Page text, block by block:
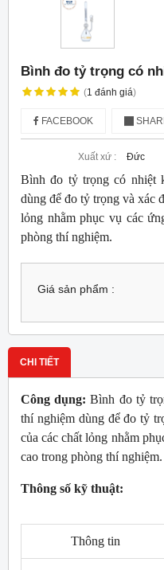
Bình đo tỷ trọng có
(1 đánh giá)
FACEBOOK
Xuất xứ : Đức
Bình đo tỷ trọng có nhiệt
dùng để đo tỷ trọng và xác
lỏng nhằm phục vụ các
phòng thí nghiệm.
Giá sản phẩm :
CHI TIẾT
Công dụng: Bình đo tỷ
thí nghiệm dùng để đo tỷ
của các chất lỏng nhằm
cao trong phòng thí nghiệm.
Thông số kỹ thuật:
Thông tin